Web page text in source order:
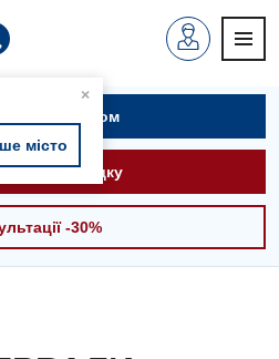
×
місто
на прийом
швидку
-30%